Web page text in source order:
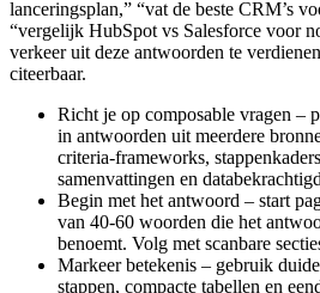
lanceringsplan,” “vat de beste CRM’s
“vergelijk HubSpot vs Salesforce voor
verkeer uit deze antwoorden te
citeerbaar.
Richt je op composable vragen –
in antwoorden uit meerdere
criteria-frameworks,
samenvattingen en
Begin met het antwoord – start
van 40-60 woorden die het
benoemt. Volg met scanbare
Markeer betekenis – gebruik
stappen, compacte tabellen en